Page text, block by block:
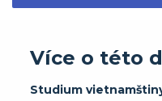
Více o této
Studium